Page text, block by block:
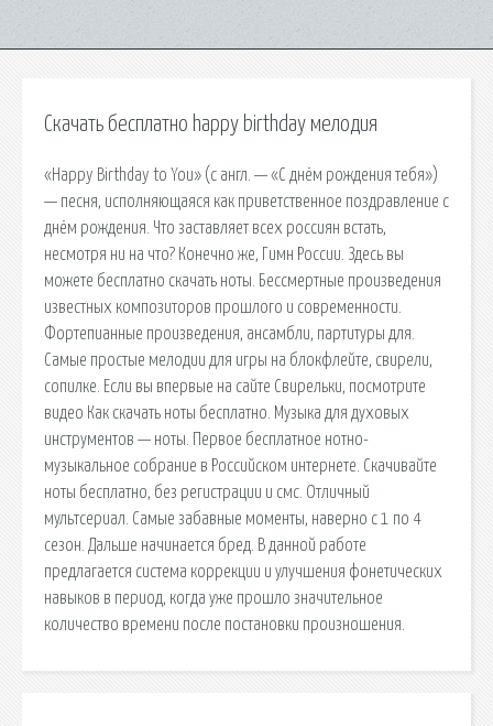
Скачать бесплатно happy birthday мелодия
«Happy Birthday to You» (с англ. — «С днём рождения тебя»)
— песня, исполняющаяся как приветственное поздравление с
днём рождения. Что заставляет всех россиян встать,
несмотря ни на что? Конечно же, Гимн России. Здесь вы
можете бесплатно скачать ноты. Бессмертные произведения
известных композиторов прошлого и современности.
Фортепианные произведения, ансамбли, партитуры для.
Самые простые мелодии для игры на блокфлейте, свирели,
сопилке. Если вы впервые на сайте Свирельки, посмотрите
видео Как скачать ноты бесплатно. Музыка для духовых
инструментов — ноты. Первое бесплатное нотно-
музыкальное собрание в Российском интернете. Скачивайте
ноты бесплатно, без регистрации и смс. Отличный
мультсериал. Самые забавные моменты, наверно с 1 по 4
сезон. Дальше начинается бред. В данной работе
предлагается система коррекции и улучшения фонетических
навыков в период, когда уже прошло значительное
количество времени после постановки произношения.